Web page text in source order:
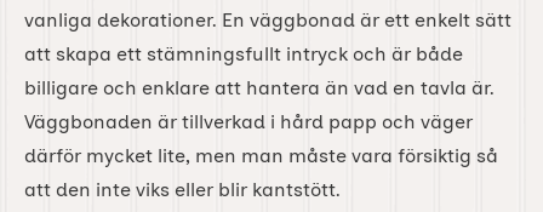
vanliga dekorationer. En väggbonad är ett enkelt sätt
att skapa ett stämningsfullt intryck och är både
billigare och enklare att hantera än vad en tavla är.
Väggbonaden är tillverkad i hård papp och väger
därför mycket lite, men man måste vara försiktig så
att den inte viks eller blir kantstött.